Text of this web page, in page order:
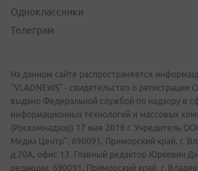
Одноклассники
Телеграм
На данном сайте распространяется
"VLADNEWS" - свидетельство о
выдано Федеральной службой по надзору в
информационных технологий и массовых
(Роскомнадзор) 17 мая 2018 г. Учредитель
Медиа Центр". 690091, Приморский край, г.
д.20А, офис 13. Главный редактор Юркевич
редакции: 690091, Приморский край, г.